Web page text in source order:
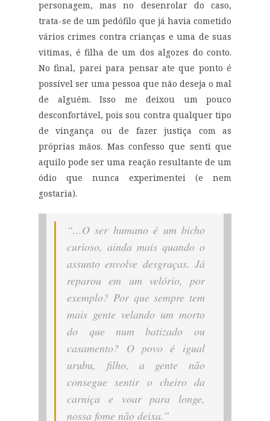
personagem, mas no desenrolar do caso,
trata-se de um pedófilo que já havia cometido
vários crimes contra crianças e uma de suas
vitimas, é filha de um dos algozes do conto.
No final, parei para pensar ate que ponto é
possível ser uma pessoa que não deseja o mal
de alguém. Isso me deixou um pouco
desconfortável, pois sou contra qualquer tipo
de vingança ou de fazer justiça com as
próprias mãos. Mas confesso que senti que
aquilo pode ser uma reação resultante de um
ódio que nunca experimentei (e nem
gostaria).
“...O ser humano é um bicho
curioso, ainda mais quando o
assunto envolve desgraças. Já
reparou em um velório, por
exemplo? Por que sempre tem
mais gente velando um morto
do que num batizado ou
casamento? O povo é igual
urubu, filho, a gente não
consegue sentir o cheiro da
carniça e voar para longe,
nossa fome não deixa.”